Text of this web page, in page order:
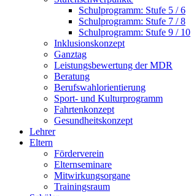
Schulprogramm: Stufe 5 / 6
Schulprogramm: Stufe 7 / 8
Schulprogramm: Stufe 9 / 10
Inklusionskonzept
Ganztag
Leistungsbewertung der MDR
Beratung
Berufswahlorientierung
Sport- und Kulturprogramm
Fahrtenkonzept
Gesundheitskonzept
Lehrer
Eltern
Förderverein
Elternseminare
Mitwirkungsorgane
Trainingsraum